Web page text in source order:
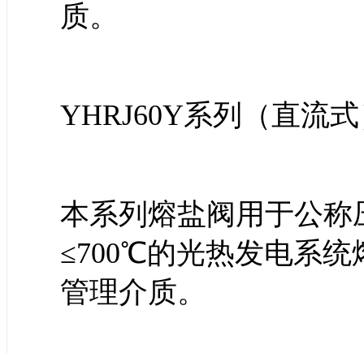
质。
YHRJ60Y系列（直流
本系列熔盐阀用于公称
≤700℃的光热发电系统
管理介质。